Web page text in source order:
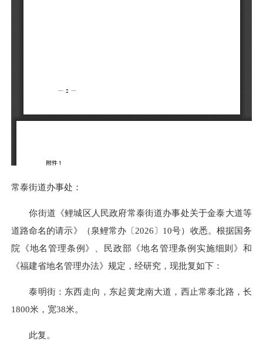
常泰街道办事处：
你街道《鲤城区人民政府常泰街道办事处关于金泰大道等
道路命名的请示》（泉鲤常办〔2026〕10号）收悉。根据国务
院《地名管理条例》、民政部《地名管理条例实施细则》和
《福建省地名管理办法》规定，经研究，现批复如下：
泰明街：东西走向，东起黄龙南大道，西止常泰北路，长
1800米，宽38米。
此复。